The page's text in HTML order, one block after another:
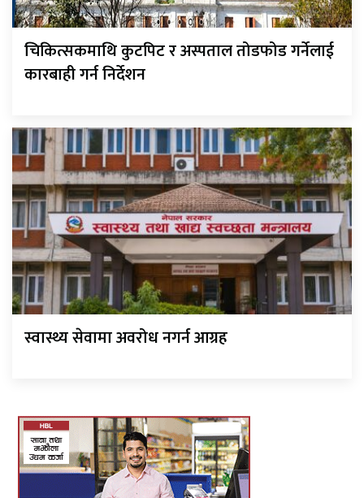
चिकित्सकमाथि कुटपिट र अस्पताल तोडफोड गर्नेलाई
कारबाही गर्न निर्देशन
स्वास्थ्य सेवामा अवरोध नगर्न आग्रह